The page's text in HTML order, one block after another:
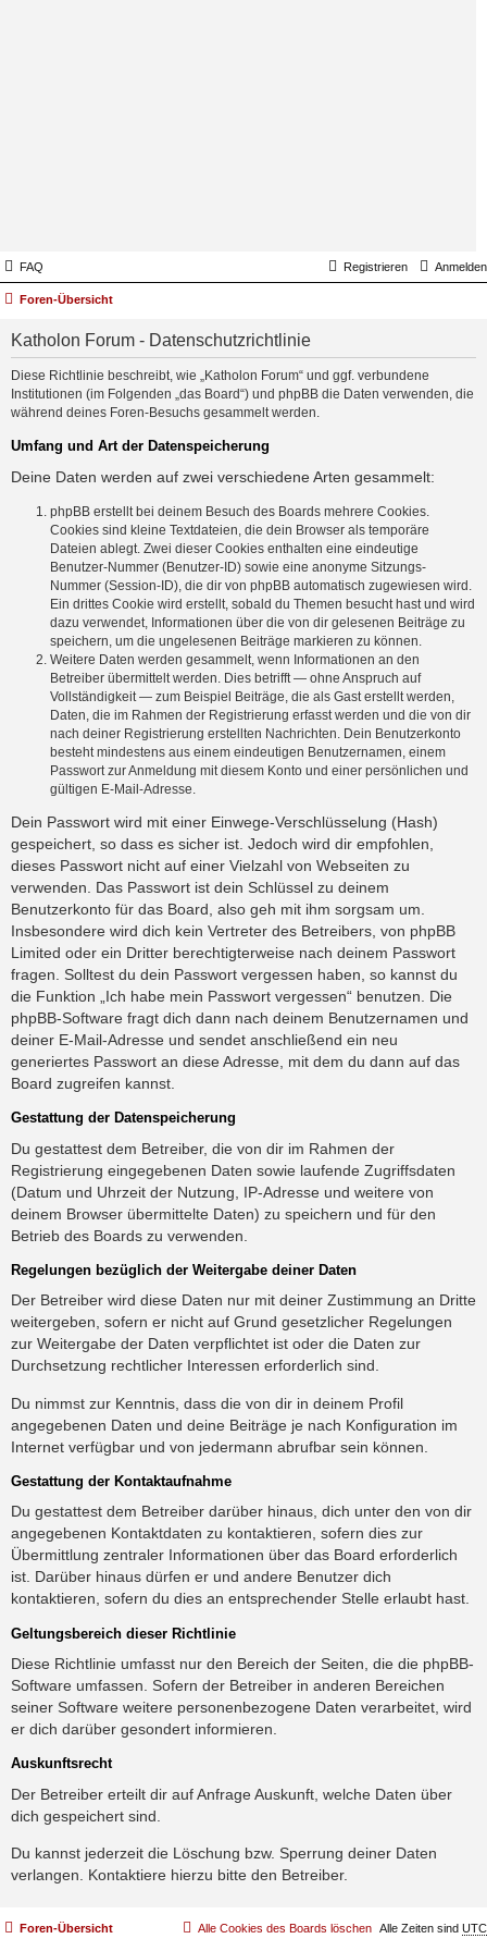
FAQ Anmelden
Registrieren
Foren-Übersicht
Katholon Forum - Datenschutzrichtlinie
Diese Richtlinie beschreibt, wie „Katholon Forum“ und ggf. verbundene
Institutionen (im Folgenden „das Board“) und phpBB die Daten verwenden, die
während deines Foren-Besuchs gesammelt werden.
Umfang und Art der Datenspeicherung
Deine Daten werden auf zwei verschiedene Arten gesammelt:
phpBB erstellt bei deinem Besuch des Boards mehrere Cookies.
Cookies sind kleine Textdateien, die dein Browser als temporäre
Dateien ablegt. Zwei dieser Cookies enthalten eine eindeutige
Benutzer-Nummer (Benutzer-ID) sowie eine anonyme Sitzungs-
Nummer (Session-ID), die dir von phpBB automatisch zugewiesen wird.
Ein drittes Cookie wird erstellt, sobald du Themen besucht hast und wird
dazu verwendet, Informationen über die von dir gelesenen Beiträge zu
speichern, um die ungelesenen Beiträge markieren zu können.
Weitere Daten werden gesammelt, wenn Informationen an den
Betreiber übermittelt werden. Dies betrifft — ohne Anspruch auf
Vollständigkeit — zum Beispiel Beiträge, die als Gast erstellt werden,
Daten, die im Rahmen der Registrierung erfasst werden und die von dir
nach deiner Registrierung erstellten Nachrichten. Dein Benutzerkonto
besteht mindestens aus einem eindeutigen Benutzernamen, einem
Passwort zur Anmeldung mit diesem Konto und einer persönlichen und
gültigen E-Mail-Adresse.
Dein Passwort wird mit einer Einwege-Verschlüsselung (Hash)
gespeichert, so dass es sicher ist. Jedoch wird dir empfohlen,
dieses Passwort nicht auf einer Vielzahl von Webseiten zu
verwenden. Das Passwort ist dein Schlüssel zu deinem
Benutzerkonto für das Board, also geh mit ihm sorgsam um.
Insbesondere wird dich kein Vertreter des Betreibers, von phpBB
Limited oder ein Dritter berechtigterweise nach deinem Passwort
fragen. Solltest du dein Passwort vergessen haben, so kannst du
die Funktion „Ich habe mein Passwort vergessen“ benutzen. Die
phpBB-Software fragt dich dann nach deinem Benutzernamen und
deiner E-Mail-Adresse und sendet anschließend ein neu
generiertes Passwort an diese Adresse, mit dem du dann auf das
Board zugreifen kannst.
Gestattung der Datenspeicherung
Du gestattest dem Betreiber, die von dir im Rahmen der
Registrierung eingegebenen Daten sowie laufende Zugriffsdaten
(Datum und Uhrzeit der Nutzung, IP-Adresse und weitere von
deinem Browser übermittelte Daten) zu speichern und für den
Betrieb des Boards zu verwenden.
Regelungen bezüglich der Weitergabe deiner Daten
Der Betreiber wird diese Daten nur mit deiner Zustimmung an Dritte
weitergeben, sofern er nicht auf Grund gesetzlicher Regelungen
zur Weitergabe der Daten verpflichtet ist oder die Daten zur
Durchsetzung rechtlicher Interessen erforderlich sind.
Du nimmst zur Kenntnis, dass die von dir in deinem Profil
angegebenen Daten und deine Beiträge je nach Konfiguration im
Internet verfügbar und von jedermann abrufbar sein können.
Gestattung der Kontaktaufnahme
Du gestattest dem Betreiber darüber hinaus, dich unter den von dir
angegebenen Kontaktdaten zu kontaktieren, sofern dies zur
Übermittlung zentraler Informationen über das Board erforderlich
ist. Darüber hinaus dürfen er und andere Benutzer dich
kontaktieren, sofern du dies an entsprechender Stelle erlaubt hast.
Geltungsbereich dieser Richtlinie
Diese Richtlinie umfasst nur den Bereich der Seiten, die die phpBB-
Software umfassen. Sofern der Betreiber in anderen Bereichen
seiner Software weitere personenbezogene Daten verarbeitet, wird
er dich darüber gesondert informieren.
Auskunftsrecht
Der Betreiber erteilt dir auf Anfrage Auskunft, welche Daten über
dich gespeichert sind.
Du kannst jederzeit die Löschung bzw. Sperrung deiner Daten
verlangen. Kontaktiere hierzu bitte den Betreiber.
Foren-Übersicht Alle Zeiten sind UTC
Alle Cookies des Boards löschen